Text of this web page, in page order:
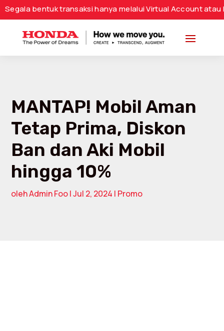
transaksi hanya melalui Virtual Account atau Nomor
MANTAP! Mobil Aman
Tetap Prima, Diskon
Ban dan Aki Mobil
hingga 10%
olehAdmin Foo|Jul 2, 2024 | Promo